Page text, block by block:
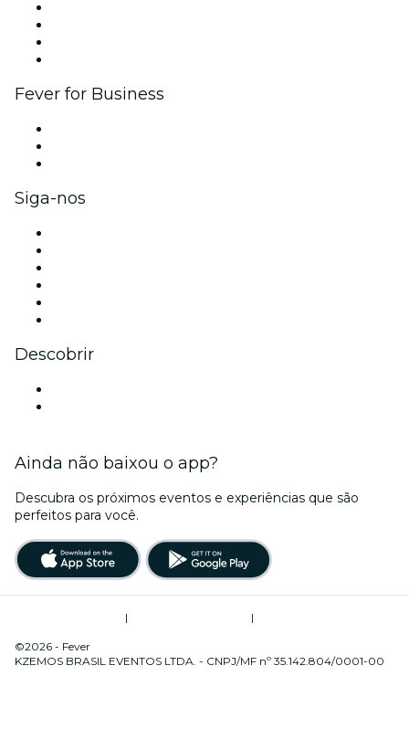
Fever for Business
Siga-nos
Descobrir
Ainda não baixou o app?
Descubra os próximos eventos e experiências que são
perfeitos para você.
|
|
©2026 - Fever
KZEMOS BRASIL EVENTOS LTDA. - CNPJ/MF nº 35.142.804/0001-00